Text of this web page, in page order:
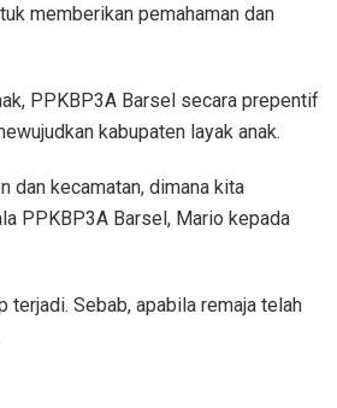
memberikan pemahaman dan
PPKBP3A Barsel secara prepentif
kabupaten layak anak.
dan kecamatan, dimana kita
PPKBP3A Barsel, Mario kepada
terjadi. Sebab, apabila remaja telah